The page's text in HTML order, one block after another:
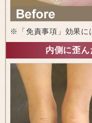
※「免責事項」効果に
内側に歪ん